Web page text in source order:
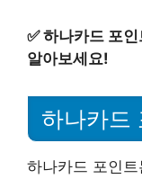
✅하나카드 포
알아보세요!
하나카드
하나카드 포인